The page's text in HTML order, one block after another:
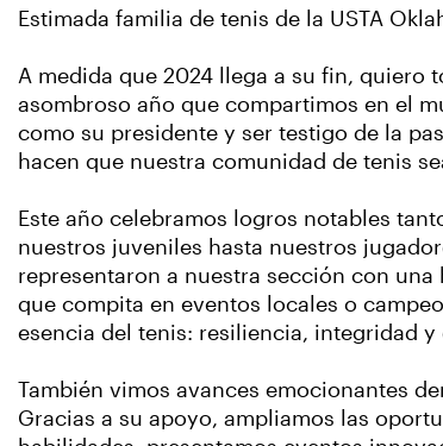
Estimada familia de tenis de la USTA
A medida que 2024 llega a su fin, quiero
asombroso año que compartimos en el
como su presidente y ser testigo de la
hacen que nuestra comunidad de tenis
Este año celebramos logros notables
nuestros juveniles hasta nuestros
representaron a nuestra sección con
que compita en eventos locales o
esencia del tenis: resiliencia, integridad y
También vimos avances emocionantes
Gracias a su apoyo, ampliamos las